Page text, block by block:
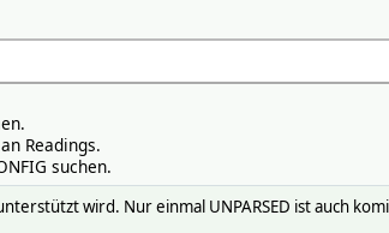
Readings.
suchen.
wird. Nur einmal UNPARSED ist auch